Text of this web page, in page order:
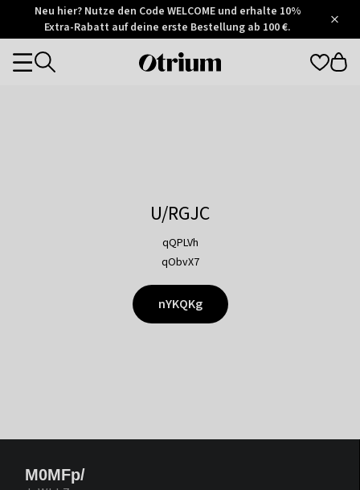
Otrium
Trustpilot
Neu hier? Nutze den Code WELCOME und erhalte 10%
Extra-Rabatt auf deine erste Bestellung ab 100 €.
Otrium
Categories
U/RGJC
qQPLVh
qObvX7
nYKQKg
M0MFp/